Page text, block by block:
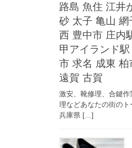
路島 魚住 江井
砂 太子 亀山 網
西 豊中市 庄内
甲アイランド
市 求名 成東
遠賀 古賀
激安、靴修理、合鍵
理などあなたの街の
兵庫県 […]